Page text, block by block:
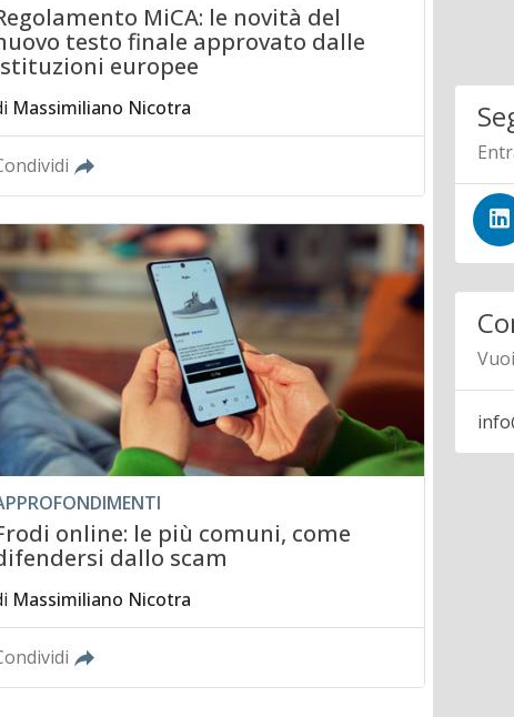
MiCA: le novità del
testo finale approvato dalle
europee
Massimiliano Nicotra
online: le più comuni, come
dallo scam
Massimiliano Nicotra